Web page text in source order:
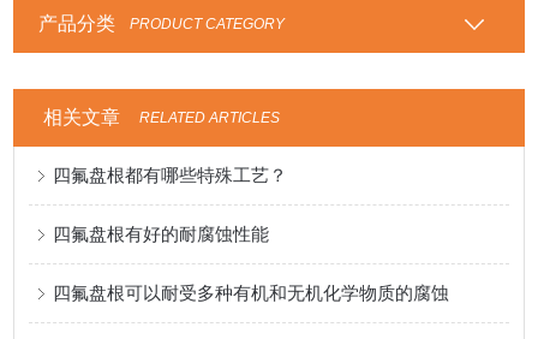
产品分类 PRODUCT CATEGORY
相关文章 RELATED ARTICLES
四氟盘根都有哪些特殊工艺？
四氟盘根有好的耐腐蚀性能
四氟盘根可以耐受多种有机和无机化学物质的腐蚀